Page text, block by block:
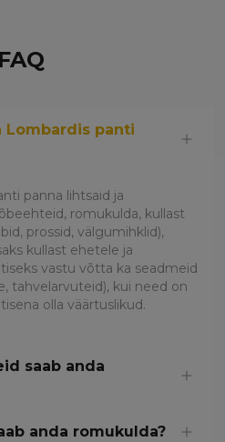
FAQ
Lombardis panti
panna lihtsaid ja
romukulda, kullast
prossid, välgumihklid),
kullast ehetele ja
vastu võtta ka seadmeid
tahvelarvuteid), kui need on
olla väärtuslikud.
saab anda
anda romukulda?